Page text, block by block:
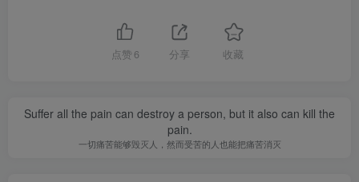
点赞 6 分享 收藏
Suffer all the pain can destroy a person, but it also can kill the
pain.
一切痛苦能够毁灭人，然而受苦的人也能把痛苦消灭